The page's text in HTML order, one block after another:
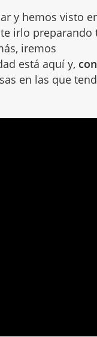
y hemos visto
irlo preparando
iremos
está aquí y,
en las que